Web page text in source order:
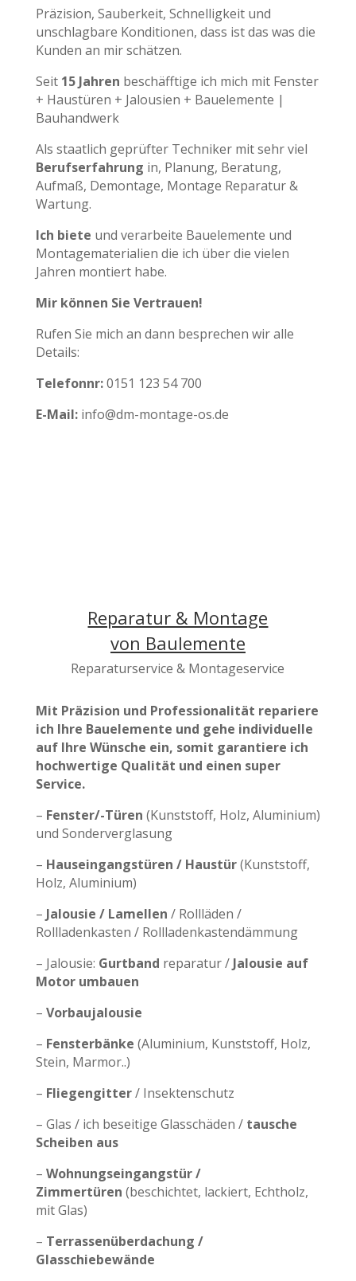
Präzision, Sauberkeit, Schnelligkeit und
unschlagbare Konditionen, dass ist das was die
Kunden an mir schätzen.
Seit 15 Jahren beschäfftige ich mich mit Fenster
+ Haustüren + Jalousien + Bauelemente |
Bauhandwerk
Als staatlich geprüfter Techniker mit sehr viel
Berufserfahrung in, Planung, Beratung,
Aufmaß, Demontage, Montage Reparatur &
Wartung.
Ich biete und verarbeite Bauelemente und
Montagematerialien die ich über die vielen
Jahren montiert habe.
Mir können Sie Vertrauen!
Rufen Sie mich an dann besprechen wir alle
Details:
Telefonnr:0151 123 54 700
E-Mail:info@dm-montage-os.de
Reparatur & Montage
von Baulemente
Reparaturservice & Montageservice
Mit Präzision und Professionalität repariere
ich Ihre Bauelemente und gehe individuelle
auf Ihre Wünsche ein, somit garantiere ich
hochwertige Qualität und einen super
Service.
– Fenster/-Türen (Kunststoff, Holz, Aluminium)
und Sonderverglasung
– Hauseingangstüren / Haustür(Kunststoff,
Holz, Aluminium)
– Jalousie / Lamellen / Rollläden /
Rollladenkasten / Rollladenkastendämmung
– Jalousie: Gurtband reparatur / Jalousie auf
Motor umbauen
– Vorbaujalousie
– Fensterbänke (Aluminium, Kunststoff, Holz,
Stein, Marmor..)
– Fliegengitter/ Insektenschutz
– Glas / ich beseitige Glasschäden / tausche
Scheiben aus
– Wohnungseingangstür /
Zimmertüren (beschichtet, lackiert, Echtholz,
mit Glas)
– Terrassenüberdachung /
Glasschiebewände